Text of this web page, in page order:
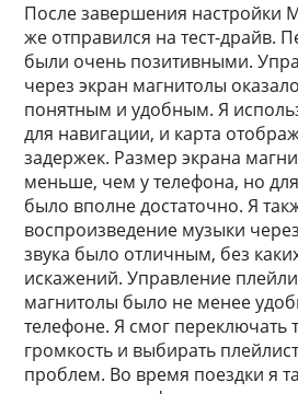
После завершения настройки
же отправился на тест-драйв.
были очень позитивными.
через экран магнитолы
понятным и удобным. Я
для навигации, и карта
задержек. Размер экрана
меньше, чем у телефона, но
было вполне достаточно. Я
воспроизведение музыки
звука было отличным, без
искажений. Управление
магнитолы было не менее
телефоне. Я смог переключать
громкость и выбирать
проблем. Во время поездки я